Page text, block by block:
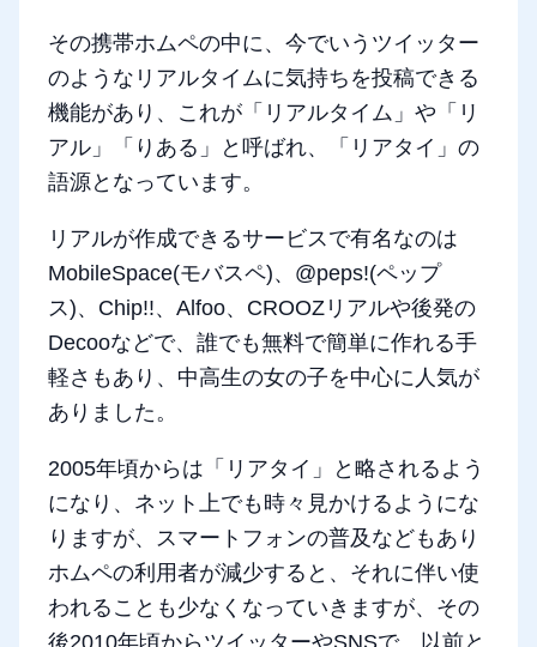
その携帯ホムペの中に、今でいうツイッター
のようなリアルタイムに気持ちを投稿できる
機能があり、これが「リアルタイム」や「リ
アル」「りある」と呼ばれ、「リアタイ」の
語源となっています。
リアルが作成できるサービスで有名なのは
MobileSpace(モバスペ)、@peps!(ペップ
ス)、Chip!!、Alfoo、CROOZリアルや後発の
Decooなどで、誰でも無料で簡単に作れる手
軽さもあり、中高生の女の子を中心に人気が
ありました。
2005年頃からは「リアタイ」と略されるよう
になり、ネット上でも時々見かけるようにな
りますが、スマートフォンの普及などもあり
ホムペの利用者が減少すると、それに伴い使
われることも少なくなっていきますが、その
後2010年頃からツイッターやSNSで、以前と